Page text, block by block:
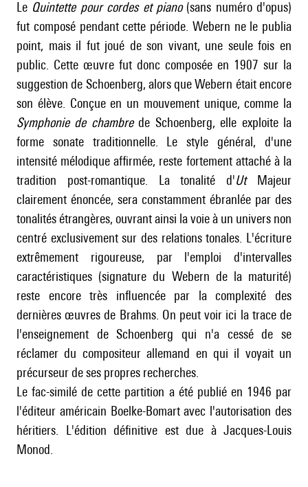
Le Quintette pour cordes et piano(sans numéro d'opus)
fut composé pendant cette période. Webern ne le publia
point, mais il fut joué de son vivant, une seule fois en
public. Cette œuvre fut donc composée en 1907 sur la
suggestion de Schoenberg, alors que Webern était encore
son élève. Conçue en un mouvement unique, comme la
Symphonie de chambrede Schoenberg, elle exploite la
forme sonate traditionnelle. Le style général, d'une
intensité mélodique affirmée, reste fortement attaché à la
tradition post-romantique. La tonalité d'Ut Majeur
clairement énoncée, sera constamment ébranlée par des
tonalités étrangères, ouvrant ainsi la voie à un univers non
centré exclusivement sur des relations tonales. L'écriture
extrêmement rigoureuse, par l'emploi d'intervalles
caractéristiques (signature du Webern de la maturité)
reste encore très influencée par la complexité des
dernières œuvres de Brahms. On peut voir ici la trace de
l'enseignement de Schoenberg qui n'a cessé de se
réclamer du compositeur allemand en qui il voyait un
précurseur de ses propres recherches.
Le fac-similé de cette partition a été publié en 1946 par
l'éditeur américain Boelke-Bomart avec l'autorisation des
héritiers. L'édition définitive est due à Jacques-Louis
Monod.